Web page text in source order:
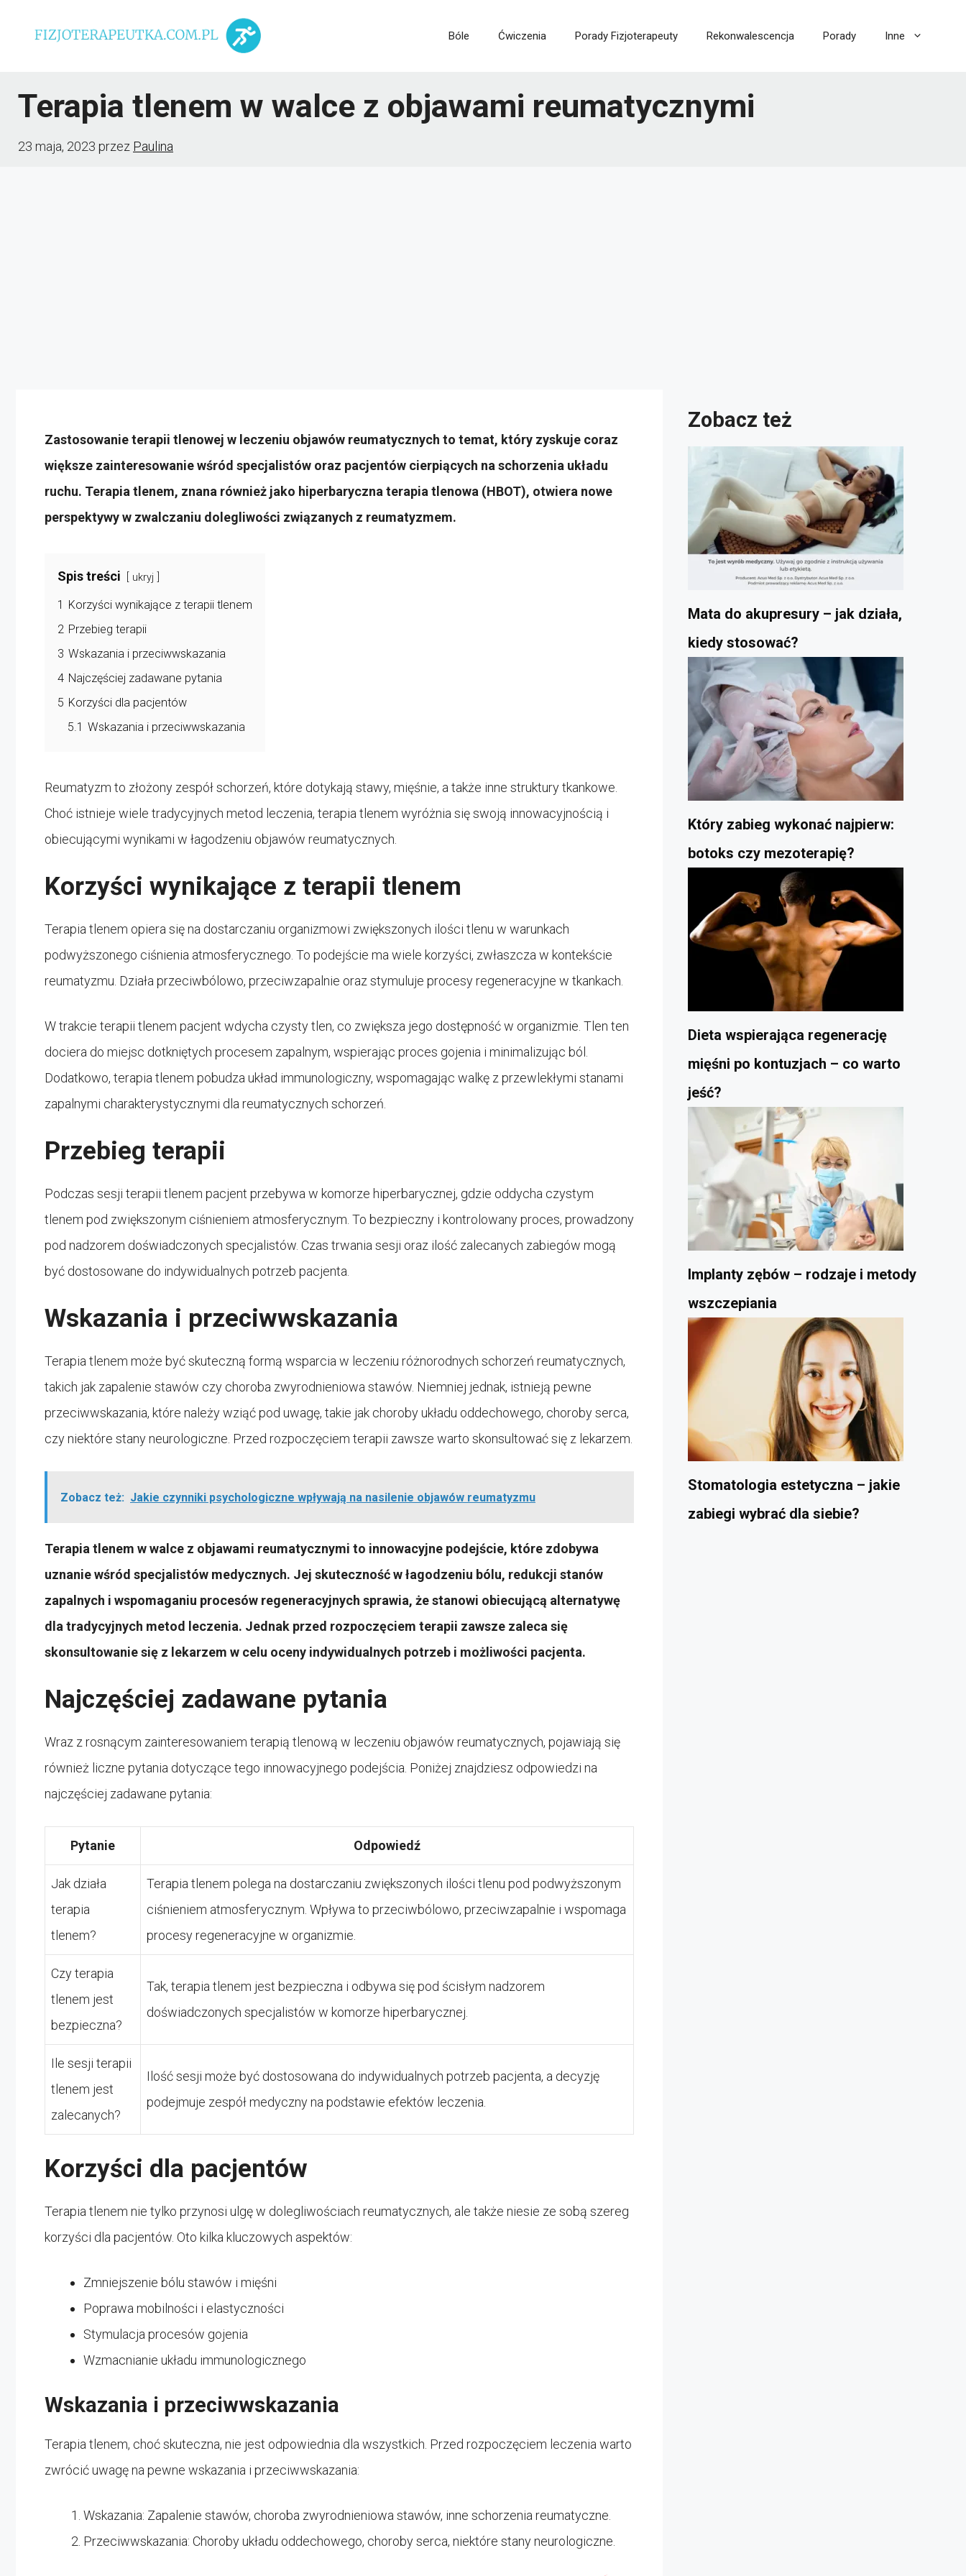
Bóle Ćwiczenia Porady Fizjoterapeuty Rekonwalescencja Porady Inne
Terapia tlenem w walce z objawami reumatycznymi
23 maja, 2023 przez Paulina
Zastosowanie terapii tlenowej w leczeniu objawów reumatycznych to temat, który zyskuje coraz
większe zainteresowanie wśród specjalistów oraz pacjentów cierpiących na schorzenia układu
ruchu. Terapia tlenem, znana również jako hiperbaryczna terapia tlenowa (HBOT), otwiera nowe
perspektywy w zwalczaniu dolegliwości związanych z reumatyzmem.
Spis treści ukryj
1 Korzyści wynikające z terapii tlenem
2 Przebieg terapii
3 Wskazania i przeciwwskazania
4 Najczęściej zadawane pytania
5 Korzyści dla pacjentów
5.1 Wskazania i przeciwwskazania
Reumatyzm to złożony zespół schorzeń, które dotykają stawy, mięśnie, a także inne struktury tkankowe.
Choć istnieje wiele tradycyjnych metod leczenia, terapia tlenem wyróżnia się swoją innowacyjnością i
obiecującymi wynikami w łagodzeniu objawów reumatycznych.
Korzyści wynikające z terapii tlenem
Terapia tlenem opiera się na dostarczaniu organizmowi zwiększonych ilości tlenu w warunkach
podwyższonego ciśnienia atmosferycznego. To podejście ma wiele korzyści, zwłaszcza w kontekście
reumatyzmu. Działa przeciwbólowo, przeciwzapalnie oraz stymuluje procesy regeneracyjne w tkankach.
W trakcie terapii tlenem pacjent wdycha czysty tlen, co zwiększa jego dostępność w organizmie. Tlen ten
dociera do miejsc dotkniętych procesem zapalnym, wspierając proces gojenia i minimalizując ból.
Dodatkowo, terapia tlenem pobudza układ immunologiczny, wspomagając walkę z przewlekłymi stanami
zapalnymi charakterystycznymi dla reumatycznych schorzeń.
Przebieg terapii
Podczas sesji terapii tlenem pacjent przebywa w komorze hiperbarycznej, gdzie oddycha czystym
tlenem pod zwiększonym ciśnieniem atmosferycznym. To bezpieczny i kontrolowany proces, prowadzony
pod nadzorem doświadczonych specjalistów. Czas trwania sesji oraz ilość zalecanych zabiegów mogą
być dostosowane do indywidualnych potrzeb pacjenta.
Wskazania i przeciwwskazania
Terapia tlenem może być skuteczną formą wsparcia w leczeniu różnorodnych schorzeń reumatycznych,
takich jak zapalenie stawów czy choroba zwyrodnieniowa stawów. Niemniej jednak, istnieją pewne
przeciwwskazania, które należy wziąć pod uwagę, takie jak choroby układu oddechowego, choroby serca,
czy niektóre stany neurologiczne. Przed rozpoczęciem terapii zawsze warto skonsultować się z lekarzem.
Zobacz też: Jakie czynniki psychologiczne wpływają na nasilenie objawów reumatyzmu
Terapia tlenem w walce z objawami reumatycznymi to innowacyjne podejście, które zdobywa
uznanie wśród specjalistów medycznych. Jej skuteczność w łagodzeniu bólu, redukcji stanów
zapalnych i wspomaganiu procesów regeneracyjnych sprawia, że stanowi obiecującą alternatywę
dla tradycyjnych metod leczenia. Jednak przed rozpoczęciem terapii zawsze zaleca się
skonsultowanie się z lekarzem w celu oceny indywidualnych potrzeb i możliwości pacjenta.
Najczęściej zadawane pytania
Wraz z rosnącym zainteresowaniem terapią tlenową w leczeniu objawów reumatycznych, pojawiają się
również liczne pytania dotyczące tego innowacyjnego podejścia. Poniżej znajdziesz odpowiedzi na
najczęściej zadawane pytania:
Pytanie Odpowiedź
Jak działa
terapia
tlenem?
Terapia tlenem polega na dostarczaniu zwiększonych ilości tlenu pod podwyższonym
ciśnieniem atmosferycznym. Wpływa to przeciwbólowo, przeciwzapalnie i wspomaga
procesy regeneracyjne w organizmie.
Czy terapia
tlenem jest
bezpieczna?
Tak, terapia tlenem jest bezpieczna i odbywa się pod ścisłym nadzorem
doświadczonych specjalistów w komorze hiperbarycznej.
Ile sesji terapii
tlenem jest
zalecanych?
Ilość sesji może być dostosowana do indywidualnych potrzeb pacjenta, a decyzję
podejmuje zespół medyczny na podstawie efektów leczenia.
Korzyści dla pacjentów
Terapia tlenem nie tylko przynosi ulgę w dolegliwościach reumatycznych, ale także niesie ze sobą szereg
korzyści dla pacjentów. Oto kilka kluczowych aspektów:
Zmniejszenie bólu stawów i mięśni
Poprawa mobilności i elastyczności
Stymulacja procesów gojenia
Wzmacnianie układu immunologicznego
Wskazania i przeciwwskazania
Terapia tlenem, choć skuteczna, nie jest odpowiednia dla wszystkich. Przed rozpoczęciem leczenia warto
zwrócić uwagę na pewne wskazania i przeciwwskazania:
Wskazania: Zapalenie stawów, choroba zwyrodnieniowa stawów, inne schorzenia reumatyczne.
Przeciwwskazania: Choroby układu oddechowego, choroby serca, niektóre stany neurologiczne.
Zobacz też
Mata do akupresury – jak działa,
kiedy stosować?
Który zabieg wykonać najpierw:
botoks czy mezoterapię?
Dieta wspierająca regenerację
mięśni po kontuzjach – co warto
jeść?
Implanty zębów – rodzaje i metody
wszczepiania
Stomatologia estetyczna – jakie
zabiegi wybrać dla siebie?